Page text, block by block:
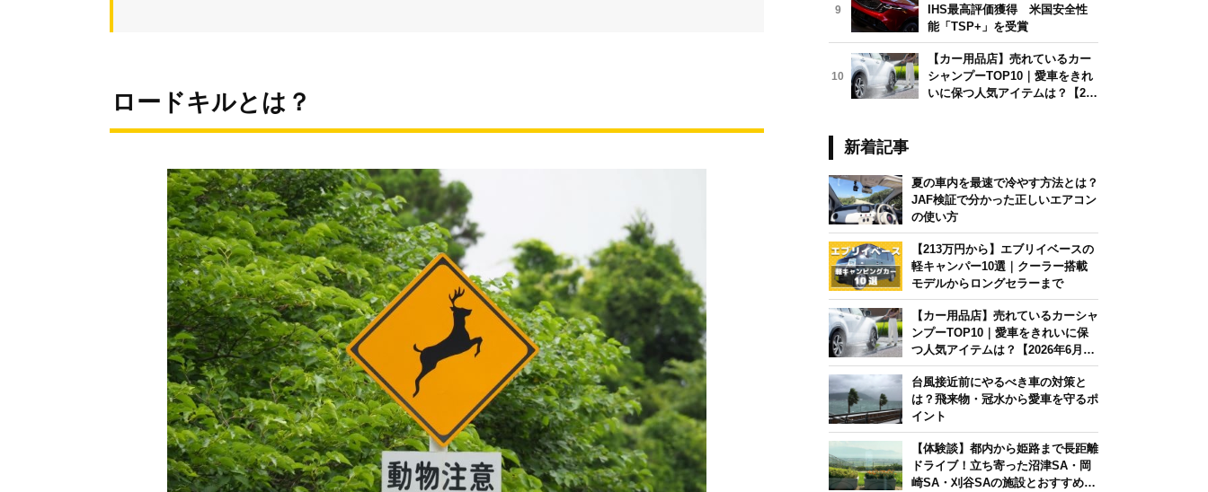
ロードキルとは？
9
IHS最高評価獲得 米国安全性
能「TSP+」を受賞
10
【カー用品店】売れているカー
シャンプーTOP10｜愛車をきれ
いに保つ人気アイテムは？【202
新着記事
夏の車内を最速で冷やす方法とは？
JAF検証で分かった正しいエアコン
の使い方
【213万円から】エブリイベースの
軽キャンパー10選｜クーラー搭載
モデルからロングセラーまで
【カー用品店】売れているカーシャ
ンプーTOP10｜愛車をきれいに保
つ人気アイテムは？【2026年6月
版】
台風接近前にやるべき車の対策と
は？飛来物・冠水から愛車を守るポ
イント
【体験談】都内から姫路まで長距離
ドライブ！立ち寄った沼津SA・岡
崎SA・刈谷SAの施設とおすすめグ